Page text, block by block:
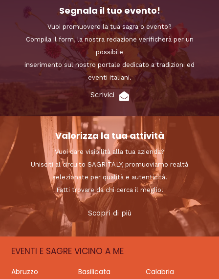
Segnala il tuo evento!
Vuoi promuovere la tua sagra o evento?
Compila il form, la nostra redazione verificherà per un
possibile
inserimento sul nostro portale dedicato a tradizioni ed
eventi italiani.
Scrivici
Valorizza la tua attività
Vuoi dare visibilità alla tua azienda?
Unisciti al circuito SAGRITALY, promuoviamo realtà
selezionate per qualità e autenticità.
Fatti trovare da chi cerca il meglio!
Scopri di più
EVENTI E SAGRE VICINO A ME
Abruzzo Basilicata
Calabria